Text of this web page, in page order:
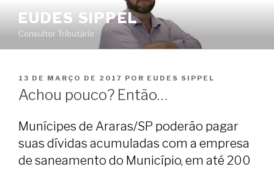
conteúdo
EUDES SIPPEL
Consultor Tributário
PUBLICADO
EM
13 DE MARÇO DE 2017 POR EUDES SIPPEL
Achou pouco? Então…
Munícipes de Araras/SP poderão pagar
suas dívidas acumuladas com a empresa
de saneamento do Município, em até 200